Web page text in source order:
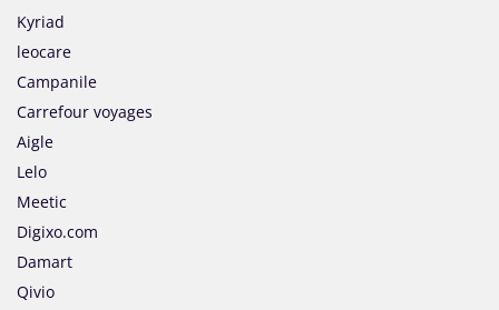
Kyriad
leocare
Campanile
Carrefour voyages
Aigle
Lelo
Meetic
Digixo.com
Damart
Qivio